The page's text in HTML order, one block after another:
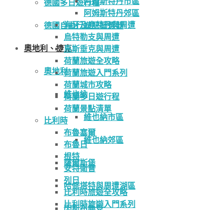
德國多日遊行程
德國自由行遊記篩選器
奧地利、捷克
奧地利
維也納
維也納市區
維也納郊區
薩爾斯堡
哈修塔特與周遭湖區
阿姆斯特丹郊區
海牙及鹿特丹與周遭
烏特勒支與周遭
馬斯垂克與周遭
荷蘭旅遊全攻略
荷蘭旅遊入門系列
荷蘭城市攻略
荷蘭多日遊行程
荷蘭景點清單
比利時
布魯塞爾
布魯日
根特
安特衛普
列日
比利時旅遊全攻略
比利時旅遊入門系列